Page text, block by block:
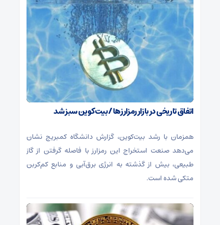
اتفاق تاریخی در بازار رمزارزها / بیت‌کوین سبز شد
همزمان با رشد بیت‌کوین، گزارش دانشگاه کمبریج نشان
می‌دهد صنعت استخراج این رمزارز با فاصله گرفتن از گاز
طبیعی، بیش از گذشته به انرژی برق‌آبی و منابع کم‌کربن
متکی شده است.